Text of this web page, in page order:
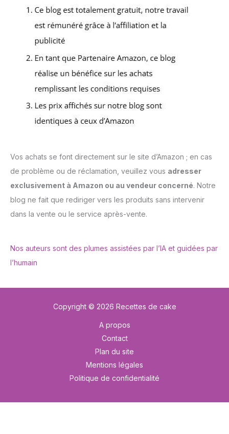
Vos achats se font directement sur le site d’Amazon ; en cas
de problème ou de réclamation, veuillez vous adresser
exclusivement à Amazon ou au vendeur concerné. Notre
blog ne fait que rediriger vers les produits sans intervenir
dans la vente ou le service après-vente.
Nos auteurs sont des plumes assistées par l’IA et guidées par
l’humain
Copyright © 2026 Recettes de cake
A propos
Contact
Plan du site
Mentions légales
Politique de confidentialité